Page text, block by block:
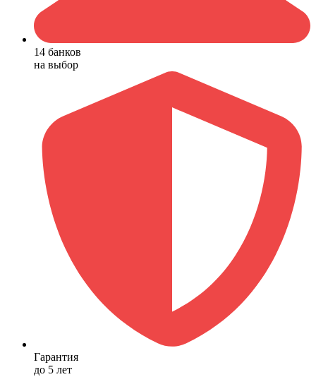
14 банков
на выбор
Гарантия
до 5 лет